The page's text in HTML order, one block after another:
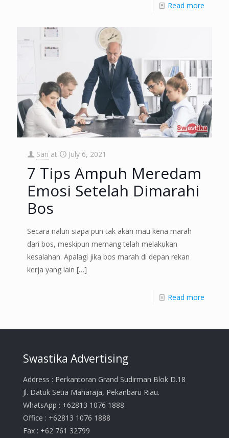
Read more
Sari at July 6, 2021
7 Tips Ampuh Meredam
Emosi Setelah Dimarahi
Bos
Secara naluri siapa pun tak akan mau kena marah
dari bos, meskipun memang telah melakukan
kesalahan. Apalagi jika bos marah di depan rekan
kerja yang lain […]
Read more
Swastika Advertising
Address : Perkantoran Grand Sudirman Blok D.18
Jl. Datuk Setia Maharaja, Pekanbaru Riau.
WhatsApp : +62813 1076 1888
Office : +62813 1076 1888
Fax : +62 761 32799